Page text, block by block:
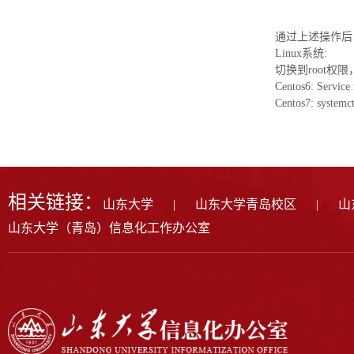
通过上述操作
Linux系统:
切换到root权限
Centos6:
Centos7:
相关链接： 山东大学 | 山东大学青岛校区 |
山
山东大学（青岛）信息化工作办公室